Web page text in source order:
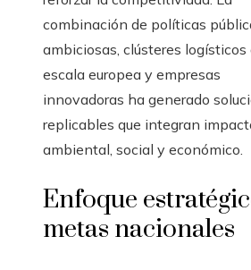
combinación de políticas
ambiciosas, clústeres logísticos
escala europea y empresas
innovadoras ha generado
replicables que integran
ambiental, social y económico.
Enfoque
metas nacionales